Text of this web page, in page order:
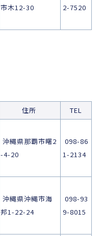
市木12-30
2-7520
住所
TEL
沖縄県那覇市曙2
-4-20
098-86
1-2134
沖縄県沖縄市海
邦1-22-24
098-93
9-8015